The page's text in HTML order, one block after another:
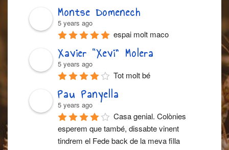
Montse Domenech
5 years ago
espai molt maco
Xavier “Xevi” Molera
5 years ago
Tot molt bé
Pau Panyella
5 years ago
Casa genial. Colònies
esperem que també, dissabte vinent
tindrem el Fede back de la meva filla